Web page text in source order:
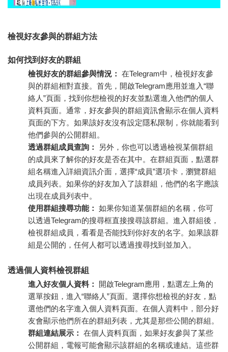
檢視好友參與的群組方法
如何找到好友的群組
檢視好友的群組參與情況： 在Telegram中，檢視好友參
與的群組相對直接。首先，開啟Telegram應用並進入“聯
絡人”頁面，找到你想檢視的好友並點選進入他們的個人
資料頁面。通常，好友參與的群組資訊會顯示在個人資料
頁面的下方。如果該好友沒有設定隱私限制，你就能看到
他們參與的公開群組。
透過群組成員查詢：
另外，你也可以透過檢視某個群組
的成員來了解你的好友是否在其中。在群組頁面，點選群
組名稱進入詳細資訊介面，選擇“成員”選項卡，瀏覽群組
成員列表。如果你的好友加入了該群組，他們的名字應該
出現在成員列表中。
使用群組搜尋功能： 如果你知道某個群組的名稱，你可
以透過Telegram的搜尋框直接搜尋該群組。進入群組後，
檢視群組成員，看看是否能找到你好友的名字。如果該群
組是公開的，任何人都可以透過搜尋找到並加入。
透過個人資料檢視群組
進入好友個人資料：
開啟Telegram應用，點選左上角的
選單按鈕，進入“聯絡人”頁面。選擇你想檢視的好友，點
選他們的名字進入個人資料頁面。在個人資料中，部分好
友會顯示他們所在的群組列表，尤其是那些公開的群組。
群組連結展示： 在個人資料頁面，如果好友參與了某些
公開群組，電報可能會顯示該群組的名稱或連結。這些群